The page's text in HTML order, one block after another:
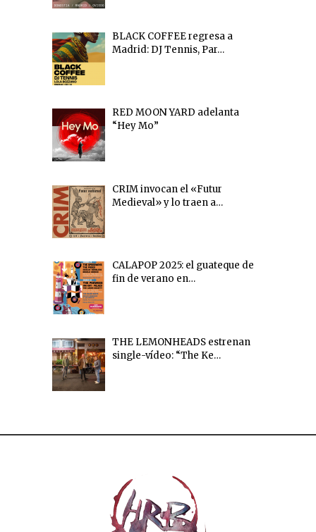
BLACK COFFEE regresa a
Madrid: DJ Tennis, Par…
RED MOON YARD adelanta
“Hey Mo”
CRIM invocan el «Futur
Medieval» y lo traen a…
CALAPOP 2025: el guateque de
fin de verano en…
THE LEMONHEADS estrenan
single-vídeo: “The Ke…